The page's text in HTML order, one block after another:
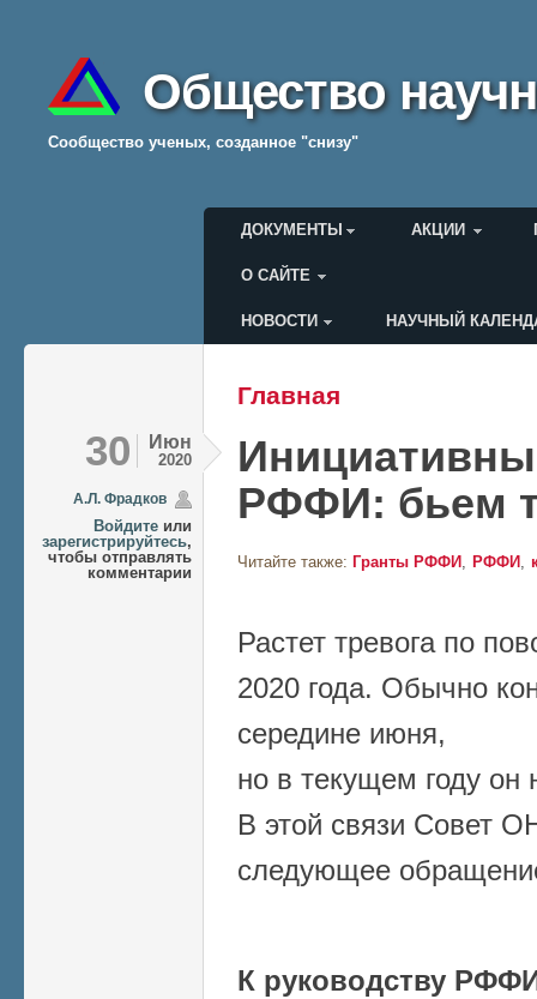
Общество
Cообщество ученых, созданное "снизу"
Главное меню
ДОКУМЕНТЫ АКЦИИ
О САЙТЕ
Меню пользователя
НОВОСТИ НАУЧНЫЙ
Вы здесь
Главная
30 Июн
2020
А.Л. Фрадков
Войдите или
зарегистрируйтесь,
чтобы отправлять
комментарии
РФФИ: бьем
Читайте также: Гранты РФФИ РФФИ
Растет тревога по
2020 года. Обычно
середине июня,
но в текущем году он
В этой связи Совет
следующее
К руководству